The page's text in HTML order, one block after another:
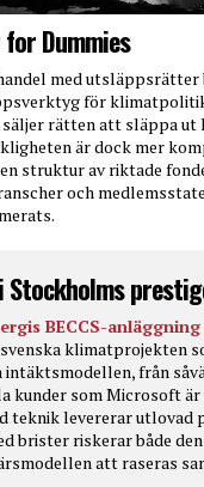
Dummies
med utsläppsrätter
för
rätten att släppa ut
är dock mer
struktur av riktade
och
Stockholms
BECCS-anläggning
klimatprojekten
intäktsmodellen, från
kunder som Microsoft
teknik levererar utlovad
brister riskerar både
att raseras